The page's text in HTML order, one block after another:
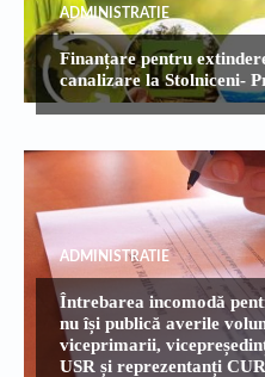
ADMINISTRATIE
Finanțare pentru
canalizare la Stolniceni-
ADMINISTRATIE
Întrebarea incomodă
nu își publică averile
viceprimarii,
USR și reprezentanți